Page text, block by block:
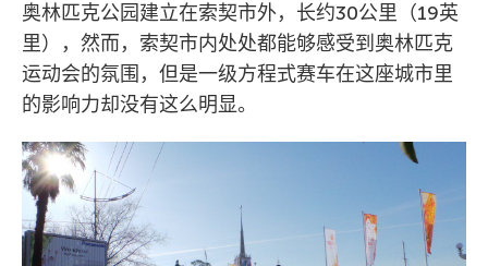
奥林匹克公园建立在索契市外，长约30公里（19英
里），然而，索契市内处处都能够感受到奥林匹克
运动会的氛围，但是一级方程式赛车在这座城市里
的影响力却没有这么明显。